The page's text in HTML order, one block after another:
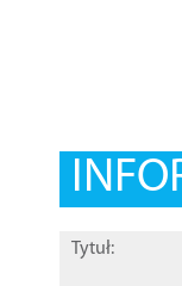
Tytuł: